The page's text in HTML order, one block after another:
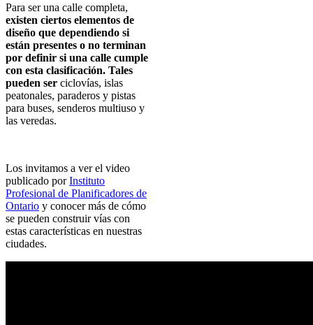
Para ser una calle completa,
existen ciertos elementos de
diseño que dependiendo si
están presentes o no terminan
por definir si una calle cumple
con esta clasificación. Tales
pueden ser ciclovías, islas
peatonales, paraderos y pistas
para buses, senderos multiuso y
las veredas.
Los invitamos a ver el video
publicado porInstituto
Profesional de Planificadores de
Ontario y conocer más de cómo
se pueden construir vías con
estas características en nuestras
ciudades.